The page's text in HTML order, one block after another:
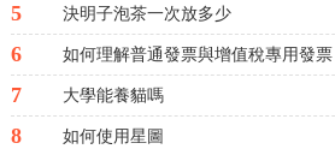
5 決明子泡茶一次放多少
6 如何理解普通發票與增值稅專用發票
7 大學能養貓嗎
8 如何使用星圖